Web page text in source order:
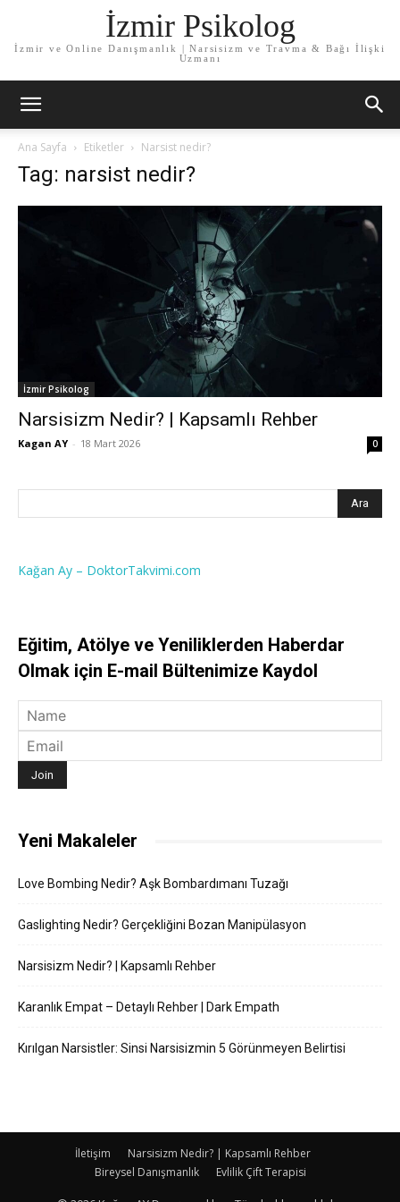
İzmir Psikolog
İzmir ve Online Danışmanlık | Narsisizm ve Travma & Bağı İlişki
Uzmanı
Ana Sayfa Etiketler Narsist nedir?
Tag: narsist nedir?
İzmir Psikolog
Narsisizm Nedir? | Kapsamlı Rehber
Kagan AY - 18 Mart 2026 0
Kağan Ay – DoktorTakvimi.com
Eğitim, Atölye ve Yeniliklerden Haberdar
Olmak için E-mail Bültenimize Kaydol
Yeni Makaleler
Love Bombing Nedir? Aşk Bombardımanı Tuzağı
Gaslighting Nedir? Gerçekliğini Bozan Manipülasyon
Narsisizm Nedir? | Kapsamlı Rehber
Karanlık Empat – Detaylı Rehber | Dark Empath
Kırılgan Narsistler: Sinsi Narsisizmin 5 Görünmeyen Belirtisi
İletişim
Narsisizm Nedir? | Kapsamlı Rehber
Bireysel Danışmanlık
Evlilik Çift Terapisi